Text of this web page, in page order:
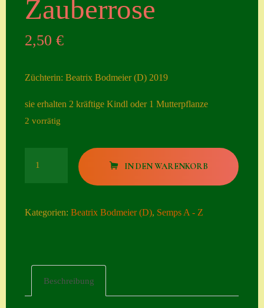
ngen
Datenschutzerklä
mit Semps
Zauberrose
2,50€
Züchterin: Beatrix Bodmeier (D) 2019
sie erhalten 2 kräftige Kindl oder 1 Mutterpflanze
2 vorrätig
IN DEN WARENKORB
Kategorien:Beatrix Bodmeier (D), Semps A - Z
Beschreibung